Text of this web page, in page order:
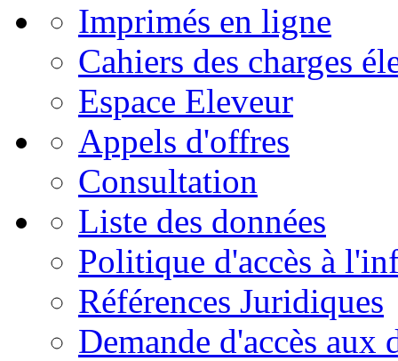
Imprimés en ligne
Cahiers des charges
Espace Eleveur
Appels d'offres
Consultation
Liste des données
Politique d'accès à
Références Juridiques
Demande d'accès aux